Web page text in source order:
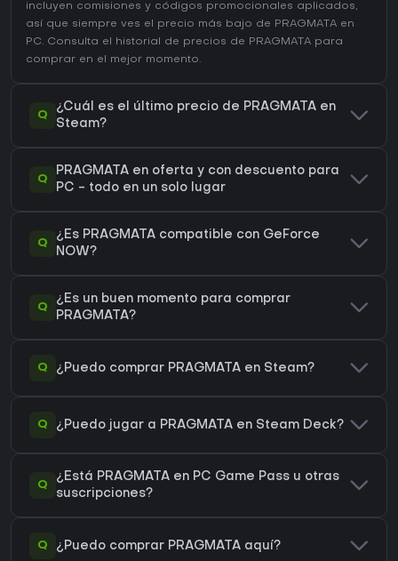
incluyen comisiones y códigos promocionales aplicados,
así que siempre ves el precio más bajo de PRAGMATA en
PC. Consulta el historial de precios de PRAGMATA para
comprar en el mejor momento.
Q
¿Cuál es el último precio de PRAGMATA en
Steam?
Q
PRAGMATA en oferta y con descuento para
PC - todo en un solo lugar
Q
¿Es PRAGMATA compatible con GeForce
NOW?
Q
¿Es un buen momento para comprar
PRAGMATA?
Q ¿Puedo comprar PRAGMATA en Steam?
Q ¿Puedo jugar a PRAGMATA en Steam Deck?
Q
¿Está PRAGMATA en PC Game Pass u otras
suscripciones?
Q ¿Puedo comprar PRAGMATA aquí?